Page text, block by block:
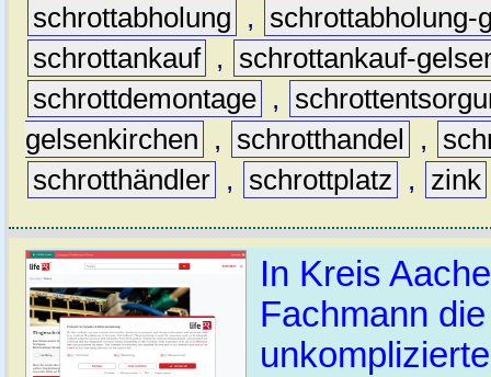
schrottabholung
,
schrottabholung-
schrottankauf ,
schrottankauf-
schrottdemontage ,
gelsenkirchen
, schrotthandel ,
schrotthändler , schrottplatz , zink
In Kreis
Fachmann